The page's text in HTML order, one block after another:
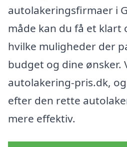
autolakeringsfirmaer i
måde kan du få et klart
hvilke muligheder der
budget og dine ønsker.
autolakering-pris.dk,
efter den rette
mere effektiv.